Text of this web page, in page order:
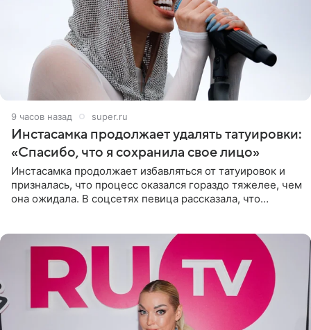
9 часов назад super.ru
Инстасамка продолжает удалять татуировки:
«Спасибо, что я сохранила свое лицо»
Инстасамка продолжает избавляться от татуировок и
призналась, что процесс оказался гораздо тяжелее, чем
она ожидала. В соцсетях певица рассказала, что